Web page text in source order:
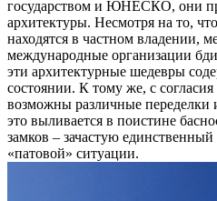
государством и ЮНЕСКО, они
архитектуры. Несмотря на то,
находятся в частном владении,
международные организации
эти архитектурные шедевры
состоянии. К тому же, с
возможны различные переделки
это выливается в поистине
замков – зачастую
«патовой» ситуации.